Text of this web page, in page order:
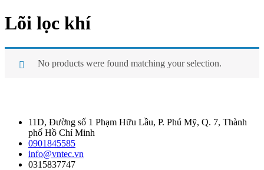
Lõi lọc khí
No products were found matching your selection.
11D, Đường số 1 Phạm Hữu Lầu, P. Phú Mỹ, Q. 7, Thành
phố Hồ Chí Minh
0901845585
info@vntec.vn
0315837747